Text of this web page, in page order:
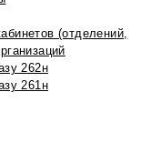
(отделений,
262н
261н